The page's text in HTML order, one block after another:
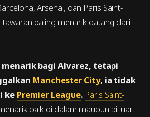
Arsenal, dan Paris Saint-
tawaran paling menarik datang dari
bagi Alvarez, tetapi
Manchester City, ia tidak
ke Premier League. Paris Saint-
baik di dalam maupun di luar